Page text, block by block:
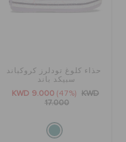
حذاء كلوغ تودلرز كروكباند
سبيكد باند
KWD 9.000 (47%)
KWD
17.000